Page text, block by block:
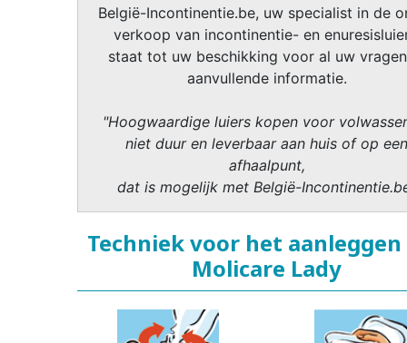
België-Incontinentie.be, uw specialist in de
verkoop van incontinentie- en
staat tot uw beschikking voor al uw
aanvullende informatie.
"Hoogwaardige luiers kopen voor
niet duur en leverbaar aan huis of op een
afhaalpunt,
dat is mogelijk met België-
Techniek voor het aanleggen
Molicare Lady